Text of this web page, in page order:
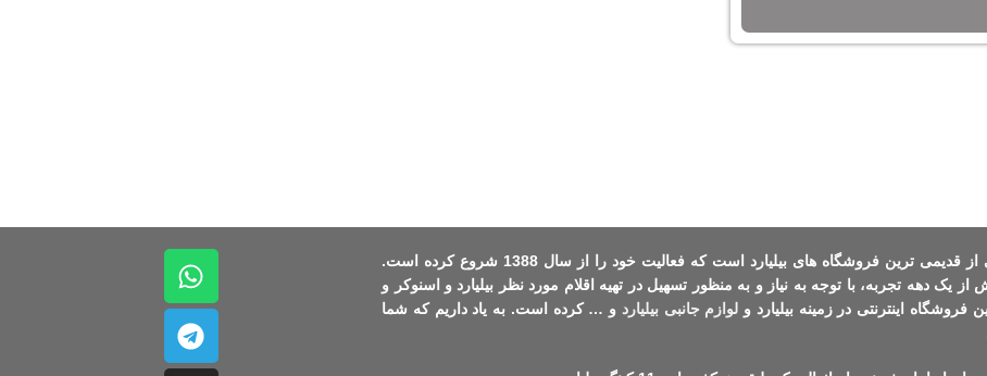
یکی از قدیمی ترین فروشگاه های بیلیارد است که فعالیت خود را از سال 1388 شروع کرده است.
از یک دهه تجربه، با توجه به نیاز و به منظور تسهیل در تهیه اقلام مورد نظر بیلیارد و اسنوکر و
فروشگاه اینترنتی در زمینه بیلیارد و لوازم جانبی بیلیارد و … کرده است. به یاد داریم که شما